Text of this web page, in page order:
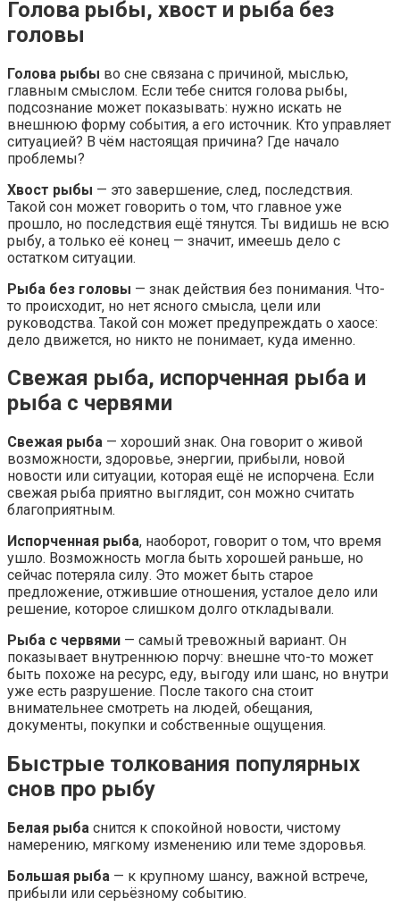
Голова рыбы, хвост и рыба без
головы
Голова рыбы во сне связана с причиной, мыслью,
главным смыслом. Если тебе снится голова рыбы,
подсознание может показывать: нужно искать не
внешнюю форму события, а его источник. Кто управляет
ситуацией? В чём настоящая причина? Где начало
проблемы?
Хвост рыбы — это завершение, след, последствия.
Такой сон может говорить о том, что главное уже
прошло, но последствия ещё тянутся. Ты видишь не всю
рыбу, а только её конец — значит, имеешь дело с
остатком ситуации.
Рыба без головы — знак действия без понимания. Что-
то происходит, но нет ясного смысла, цели или
руководства. Такой сон может предупреждать о хаосе:
дело движется, но никто не понимает, куда именно.
Свежая рыба, испорченная рыба и
рыба с червями
Свежая рыба — хороший знак. Она говорит о живой
возможности, здоровье, энергии, прибыли, новой
новости или ситуации, которая ещё не испорчена. Если
свежая рыба приятно выглядит, сон можно считать
благоприятным.
Испорченная рыба, наоборот, говорит о том, что время
ушло. Возможность могла быть хорошей раньше, но
сейчас потеряла силу. Это может быть старое
предложение, отжившие отношения, усталое дело или
решение, которое слишком долго откладывали.
Рыба с червями — самый тревожный вариант. Он
показывает внутреннюю порчу: внешне что-то может
быть похоже на ресурс, еду, выгоду или шанс, но внутри
уже есть разрушение. После такого сна стоит
внимательнее смотреть на людей, обещания,
документы, покупки и собственные ощущения.
Быстрые толкования популярных
снов про рыбу
Белая рыба снится к спокойной новости, чистому
намерению, мягкому изменению или теме здоровья.
Большая рыба — к крупному шансу, важной встрече,
прибыли или серьёзному событию.